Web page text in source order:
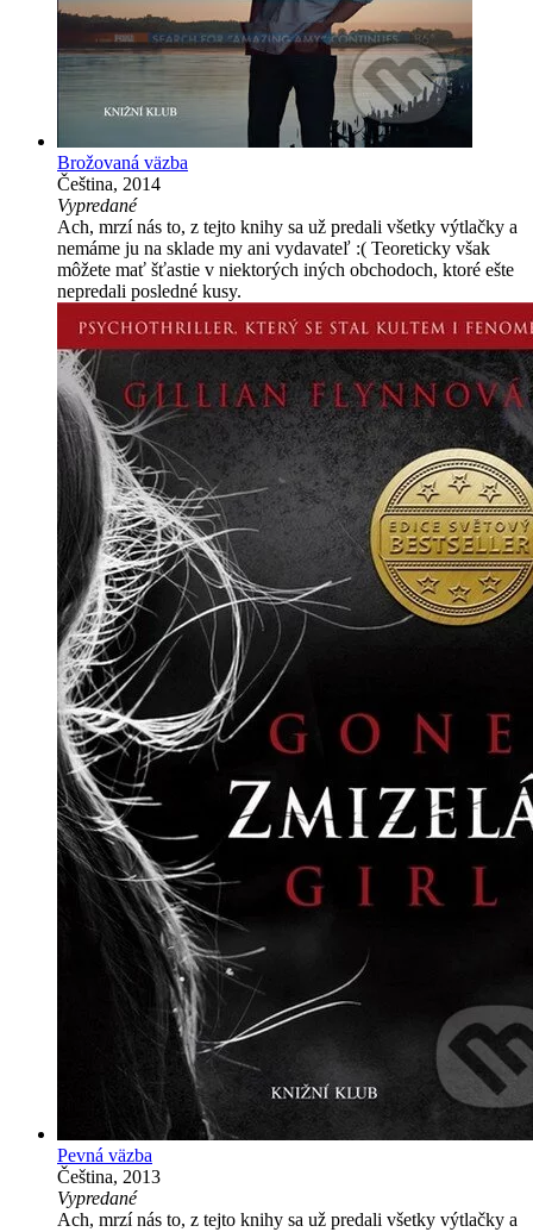
Brožovaná väzba
Čeština, 2014
Vypredané
Ach, mrzí nás to, z tejto knihy sa už predali všetky výtlačky a
nemáme ju na sklade my ani vydavateľ :( Teoreticky však
môžete mať šťastie v niektorých iných obchodoch, ktoré ešte
nepredali posledné kusy.
Pevná väzba
Čeština, 2013
Vypredané
Ach, mrzí nás to, z tejto knihy sa už predali všetky výtlačky a